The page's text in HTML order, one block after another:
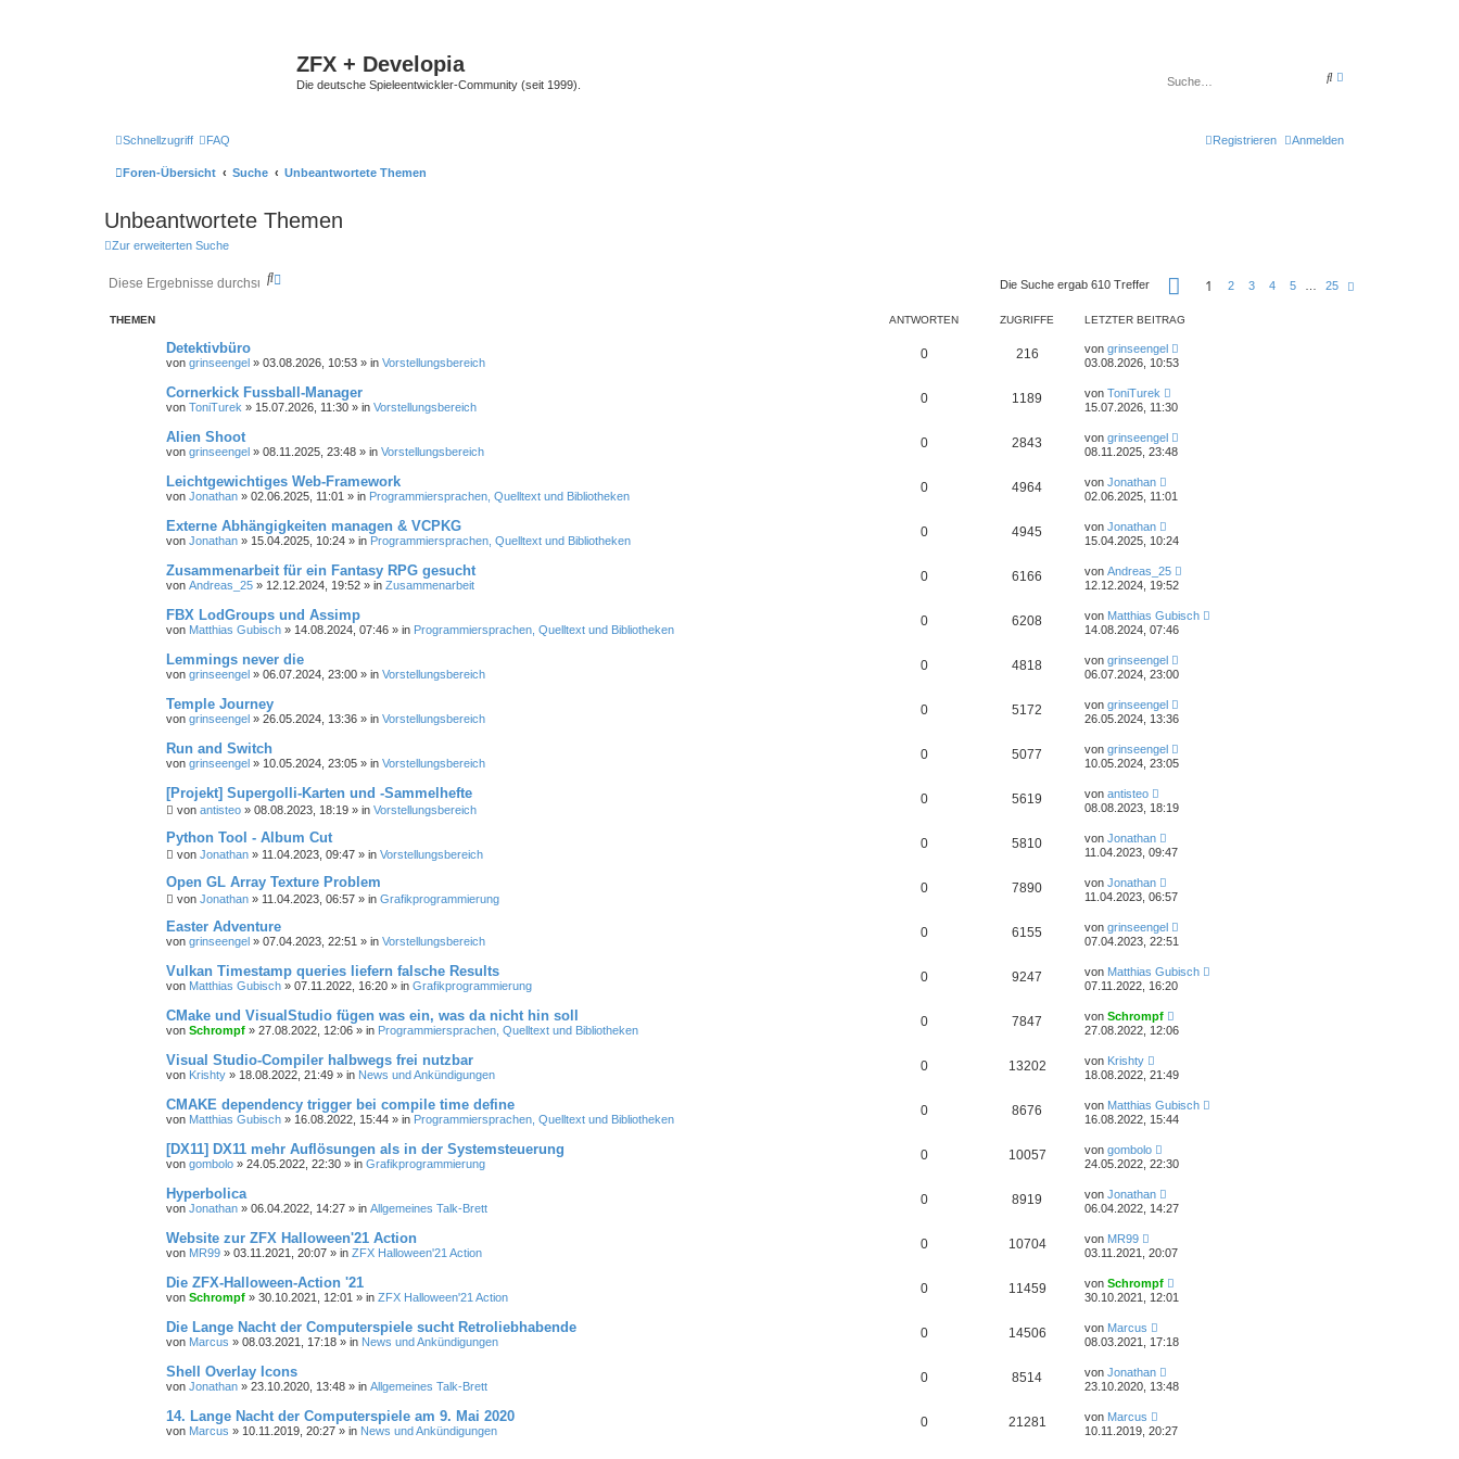
ZFX + Developia
Die deutsche Spieleentwickler-Community (seit 1999).
S
t
Schnellzugriff FAQ Anmelden
Registrieren
Foren-Übersicht Suche Unbeantwortete Themen
Unbeantwortete Themen
Zur erweiterten Suche
S
e
t
e
u
c
e
Die Suche ergab 610 Treffer 1 2 3 4 5 25
THEMEN ANTWORTEN ZUGRIFFE LETZTER BEITRAG
Detektivbüro
von grinseengel » 03.08.2026, 10:53 » in Vorstellungsbereich
0 216 von grinseengel
03.08.2026, 10:53
Cornerkick Fussball-Manager
von ToniTurek » 15.07.2026, 11:30 » in Vorstellungsbereich
0 1189 von ToniTurek
15.07.2026, 11:30
Alien Shoot
von grinseengel » 08.11.2025, 23:48 » in Vorstellungsbereich
0 2843 von grinseengel
08.11.2025, 23:48
Leichtgewichtiges Web-Framework
von Jonathan » 02.06.2025, 11:01 » in Programmiersprachen, Quelltext und Bibliotheken
0 4964 von Jonathan
02.06.2025, 11:01
Externe Abhängigkeiten managen & VCPKG
von Jonathan » 15.04.2025, 10:24 » in Programmiersprachen, Quelltext und Bibliotheken
0 4945 von Jonathan
15.04.2025, 10:24
Zusammenarbeit für ein Fantasy RPG gesucht
von Andreas_25 » 12.12.2024, 19:52 » in Zusammenarbeit
0 6166 von Andreas_25
12.12.2024, 19:52
FBX LodGroups und Assimp
von Matthias Gubisch » 14.08.2024, 07:46 » in Programmiersprachen, Quelltext und Bibliotheken
0 6208 von Matthias Gubisch
14.08.2024, 07:46
Lemmings never die
von grinseengel » 06.07.2024, 23:00 » in Vorstellungsbereich
0 4818 von grinseengel
06.07.2024, 23:00
Temple Journey
von grinseengel » 26.05.2024, 13:36 » in Vorstellungsbereich
0 5172 von grinseengel
26.05.2024, 13:36
Run and Switch
von grinseengel » 10.05.2024, 23:05 » in Vorstellungsbereich
0 5077 von grinseengel
10.05.2024, 23:05
[Projekt] Supergolli-Karten und -Sammelhefte
von antisteo » 08.08.2023, 18:19 » in Vorstellungsbereich
0 5619 von antisteo
08.08.2023, 18:19
Python Tool - Album Cut
von Jonathan » 11.04.2023, 09:47 » in Vorstellungsbereich
0 5810 von Jonathan
11.04.2023, 09:47
Open GL Array Texture Problem
von Jonathan » 11.04.2023, 06:57 » in Grafikprogrammierung
0 7890 von Jonathan
11.04.2023, 06:57
Easter Adventure
von grinseengel » 07.04.2023, 22:51 » in Vorstellungsbereich
0 6155 von grinseengel
07.04.2023, 22:51
Vulkan Timestamp queries liefern falsche Results
von Matthias Gubisch » 07.11.2022, 16:20 » in Grafikprogrammierung
0 9247 von Matthias Gubisch
07.11.2022, 16:20
CMake und VisualStudio fügen was ein, was da nicht hin soll
von Schrompf » 27.08.2022, 12:06 » in Programmiersprachen, Quelltext und Bibliotheken
0 7847 von Schrompf
27.08.2022, 12:06
Visual Studio-Compiler halbwegs frei nutzbar
von Krishty » 18.08.2022, 21:49 » in News und Ankündigungen
0 13202 von Krishty
18.08.2022, 21:49
CMAKE dependency trigger bei compile time define
von Matthias Gubisch » 16.08.2022, 15:44 » in Programmiersprachen, Quelltext und Bibliotheken
0 8676 von Matthias Gubisch
16.08.2022, 15:44
[DX11] DX11 mehr Auflösungen als in der Systemsteuerung
von gombolo » 24.05.2022, 22:30 » in Grafikprogrammierung
0 10057 von gombolo
24.05.2022, 22:30
Hyperbolica
von Jonathan » 06.04.2022, 14:27 » in Allgemeines Talk-Brett
0 8919 von Jonathan
06.04.2022, 14:27
Website zur ZFX Halloween'21 Action
von MR99 » 03.11.2021, 20:07 » in ZFX Halloween'21 Action
0 10704 von MR99
03.11.2021, 20:07
Die ZFX-Halloween-Action '21
von Schrompf » 30.10.2021, 12:01 » in ZFX Halloween'21 Action
0 11459 von Schrompf
30.10.2021, 12:01
Die Lange Nacht der Computerspiele sucht Retroliebhabende
von Marcus » 08.03.2021, 17:18 » in News und Ankündigungen
0 14506 von Marcus
08.03.2021, 17:18
Shell Overlay Icons
von Jonathan » 23.10.2020, 13:48 » in Allgemeines Talk-Brett
0 8514 von Jonathan
23.10.2020, 13:48
14. Lange Nacht der Computerspiele am 9. Mai 2020
von Marcus » 10.11.2019, 20:27 » in News und Ankündigungen
0 21281 von Marcus
10.11.2019, 20:27